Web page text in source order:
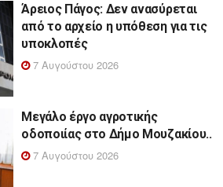
Άρειος Πάγος: Δεν ανασύρεται
από το αρχείο η υπόθεση για τις
υποκλοπές
7 Αυγούστου 2026
Μεγάλο έργο αγροτικής
οδοποιίας στο Δήμο Μουζακίου..
7 Αυγούστου 2026